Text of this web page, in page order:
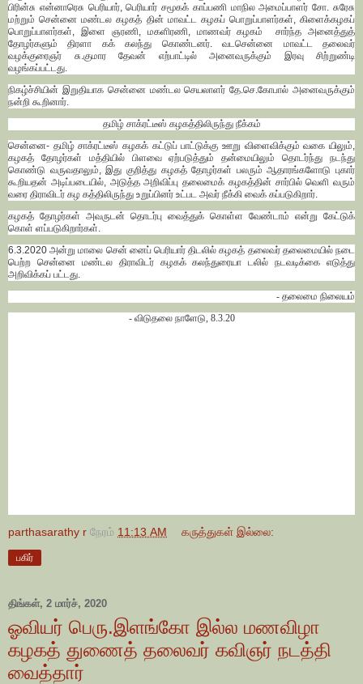
பிரின்சு என்னாரெசு பெரியார், பெரியார் சமூகக் காப்பணி மாநில அமைப்பாளர் சோ. சுரேசு
மற்றும் சென்னை மண்டல கழகத் தின் மாவட்ட கழகப் பொறுப்பாளர்கள், கிளைக்கழகப்
பொறுப்பாளர்கள், இளை ஞரணி, மகளிரணி, மாணவர் கழகம் சார்ந்த அனைத்துத்
தோழர்களும் திரளா கக் கலந்து கொண்டனர். வடசென்னை மாவட்ட தலைவர்
வழக்குரைஞர் சு.குமார தேவன் எற்பாட்டில் அனைவருக்கும் இரவு சிற்றுண்டி
வழங்கப்பட்டது.
நிகழ்ச்சியின் இறுதியாக சென்னை மண்டல செயலாளர் தே.செ.கோபால் அனைவருக்கும்
நன்றி கூறினார்.
தமிழ் சாக்ரட்டீஸ் கழகத்திலிருந்து நீக்கம்
சென்னை- தமிழ் சாக்ரட்டீஸ் கழகக் கட்டுப் பாட்டுக்கு ஊறு விளைவிக்கும் வகை யிலும்,
கழகத் தோழர்கள் மத்தியில் பிளவை ஏற்படுத்தும் தன்மையிலும் தொடர்ந்து நடந்து
கொண்டு வருவதாலும், இது குறித்து கழகத் தோழர்கள் பலரும் ஆதாரங்களோடு புகார்
கூறியதன் அடிப்படையில், அடுத்த அறிவிப்பு தலைமைக் கழகத்தின் சார்பில் வெளி வரும்
வரை திராவிடர் கழ கத்திலிருந்து உறுப்பினர் உட்பட அவர் நீக்கி வைக் கப்படுகிறார்.
கழகத் தோழர்கள் அவருடன் தொடர்பு வைத்துக் கொள்ள வேண்டாம் என்று கேட்டுக்
கொள் ளப்படுகிறார்கள்.
6.3.2020 அன்று மாலை சென் னைப் பெரியார் திடலில் கழகத் தலைவர் தலைமையில் நடை
பெற்ற சென்னை மண்டல திராவிடர் கழகக் கலந்துரையா டலில் நடவடிக்கை எடுத்து
அறிவிக்கப் பட்டது.
- தலைமை நிலையம்
- விடுதலை நாளேடு, 8.3.20
parthasarathy r நேரம் 11:13 AM கருத்துகள் இல்லை:
பகிர்
திங்கள், 2 மார்ச், 2020
ஓவியர் பெரு.இளங்கோ இல்ல மணவிழா
கழகத் துணைத் தலைவர் கவிஞர் நடத்தி
வைத்தார்